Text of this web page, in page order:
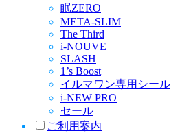
眠ZERO
META-SLIM
The Third
i-NOUVE
SLASH
1’s Boost
イルマワン専用シール
i-NEW PRO
セール
ご利用案内